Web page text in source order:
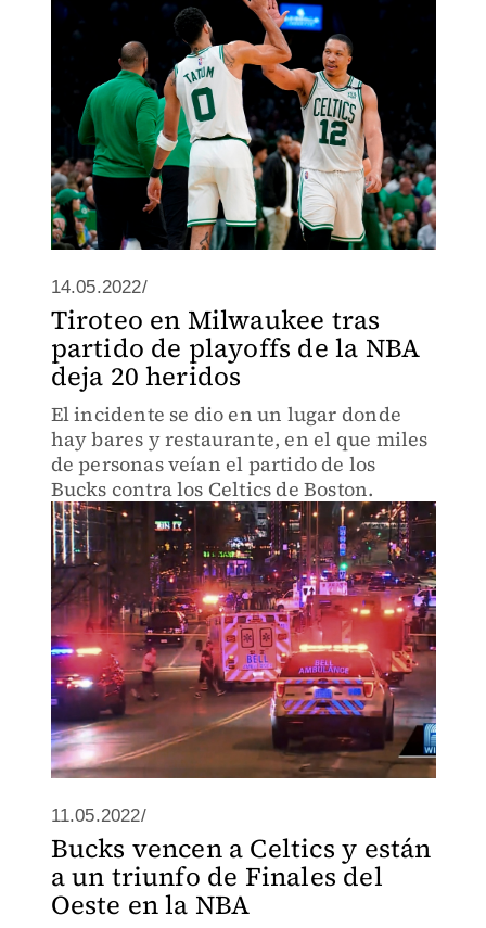
14.05.2022/
Tiroteo en Milwaukee tras
partido de playoffs de la NBA
deja 20 heridos
El incidente se dio en un lugar donde
hay bares y restaurante, en el que miles
de personas veían el partido de los
Bucks contra los Celtics de Boston.
11.05.2022/
Bucks vencen a Celtics y están
a un triunfo de Finales del
Oeste en la NBA